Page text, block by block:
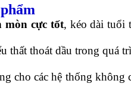
mòn cực tốt, kéo dài tuổi
thất thoát dầu trong quá
cho các hệ thống không